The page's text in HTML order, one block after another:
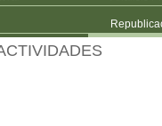
de Julio
de paz